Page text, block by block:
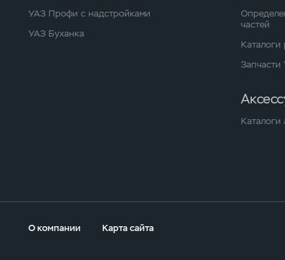
УАЗ Профи с надстройками
УАЗ Буханка
частей
Каталоги
О компании Карта сайта